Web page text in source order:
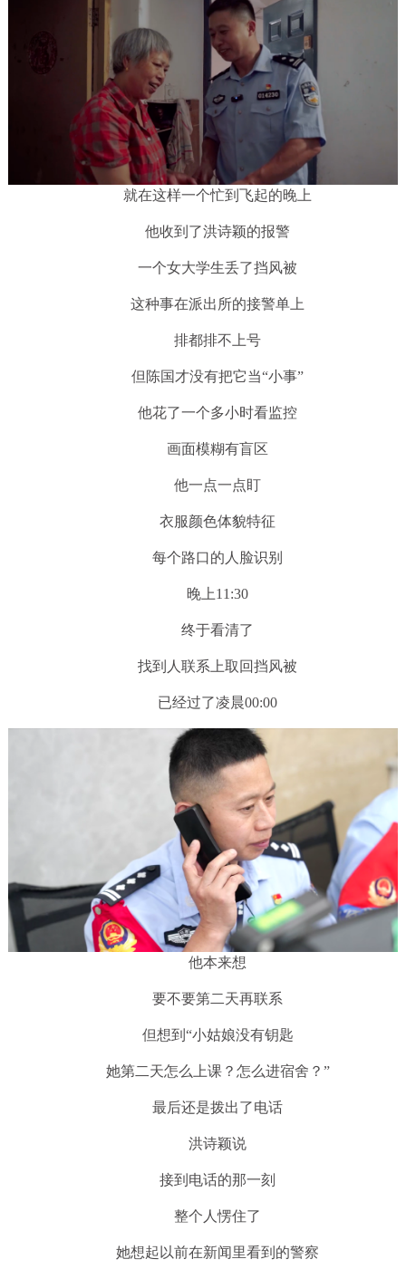
就在这样一个忙到飞起的晚上
他收到了洪诗颖的报警
一个女大学生丢了挡风被
这种事在派出所的接警单上
排都排不上号
但陈国才没有把它当“小事”
他花了一个多小时看监控
画面模糊有盲区
他一点一点盯
衣服颜色体貌特征
每个路口的人脸识别
晚上11:30
终于看清了
找到人联系上取回挡风被
已经过了凌晨00:00
他本来想
要不要第二天再联系
但想到“小姑娘没有钥匙
她第二天怎么上课？怎么进宿舍？”
最后还是拨出了电话
洪诗颖说
接到电话的那一刻
整个人愣住了
她想起以前在新闻里看到的警察